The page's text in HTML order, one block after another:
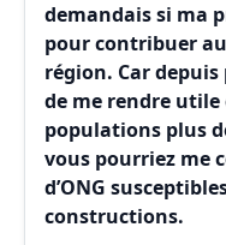
demandais si ma
pour contribuer
région. Car depuis
de me rendre utile
populations plus
vous pourriez me
d’ONG
constructions.